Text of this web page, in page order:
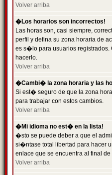
Volver arriba
�Los horarios son incorrectos!
Las horas son, casi siempre,
perfil y defina su zona horaria de
es s�lo para usuarios registrados.
hacerlo.
Volver arriba
�Cambi� la zona horaria y las
Si est� seguro de que la zona
para trabajar con estos cambios.
Volver arriba
�Mi idioma no est� en la lista!
�sto se puede deber a que el
si�ntase total libertad para hacer
enlace que se encuentra al final
Volver arriba